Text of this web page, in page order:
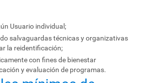
Usuario individual;
salvaguardas técnicas y organizativas
la reidentificación;
con fines de bienestar
y evaluación de programas.